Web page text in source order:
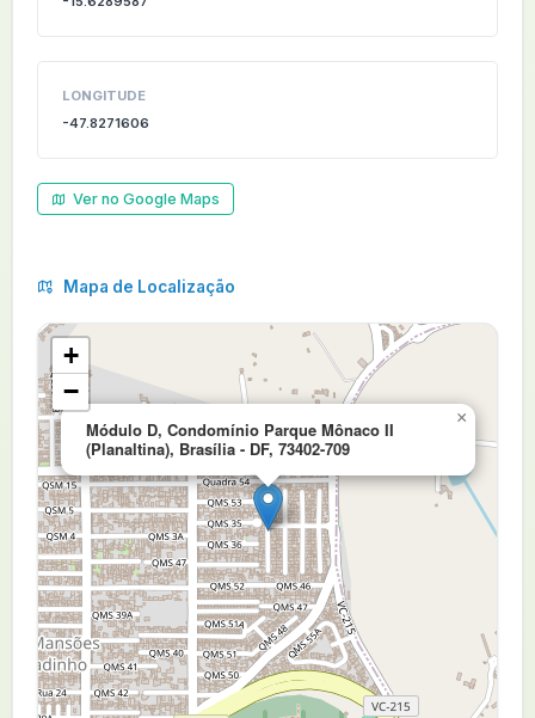
LONGITUDE
-47.8271606
Ver no Google Maps
Mapa de Localização
Módulo D, Condomínio Parque Mônaco II
(Planaltina), Brasília - DF, 73402-709
×
+
−